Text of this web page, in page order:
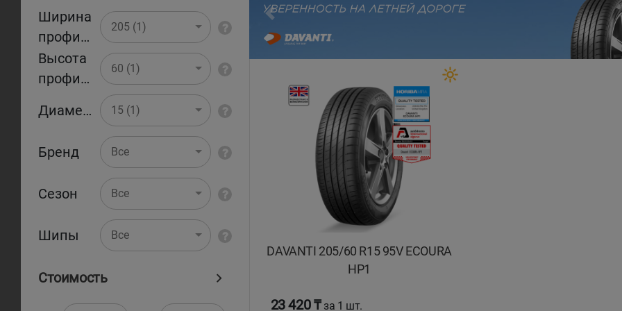
Ширина
профиля
205 (1)
Высота
профиля
60 (1)
Диаметр 15 (1)
Бренд Все
Сезон Все
Шипы Все
Стоимость
DAVANTI 205/60 R15 95V ECOURA
HP1
23 420 ₸за 1 шт.